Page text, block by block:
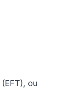
(EFT), ou